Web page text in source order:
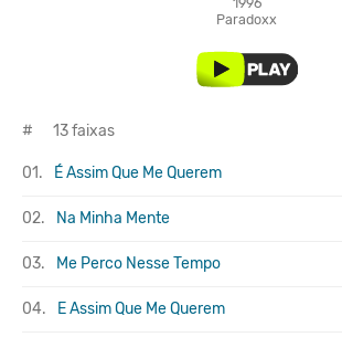
Paradoxx
# 13 faixas
01. É Assim Que Me Querem
02. Na Minha Mente
03. Me Perco Nesse Tempo
04. E Assim Que Me Querem